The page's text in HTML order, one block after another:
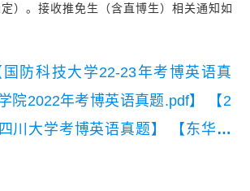
）。接收推免生（含直博生）相关通知如
国防科技大学22-23年考博英语真
院2022年考博英语真题.pdf】
【2
川大学考博英语真题】
【东华大